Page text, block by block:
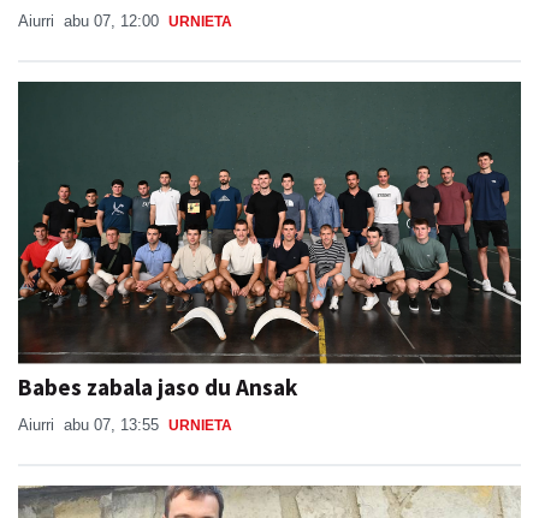
Aiurri abu 07, 12:00 URNIETA
Babes zabala jaso du Ansak
Aiurri abu 07, 13:55 URNIETA